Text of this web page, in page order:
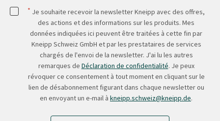
* Je souhaite recevoir la newsletter Kneipp avec des offres,
des actions et des informations sur les produits. Mes
données indiquées ici peuvent être traitées à cette fin par
Kneipp Schweiz GmbH et par les prestataires de services
chargés de l'envoi de la newsletter. J'ai lu les autres
remarques de Déclaration de confidentialité. Je peux
révoquer ce consentement à tout moment en cliquant sur le
lien de désabonnement figurant dans chaque newsletter ou
en envoyant un e-mail à kneipp.schweiz@kneipp.de.